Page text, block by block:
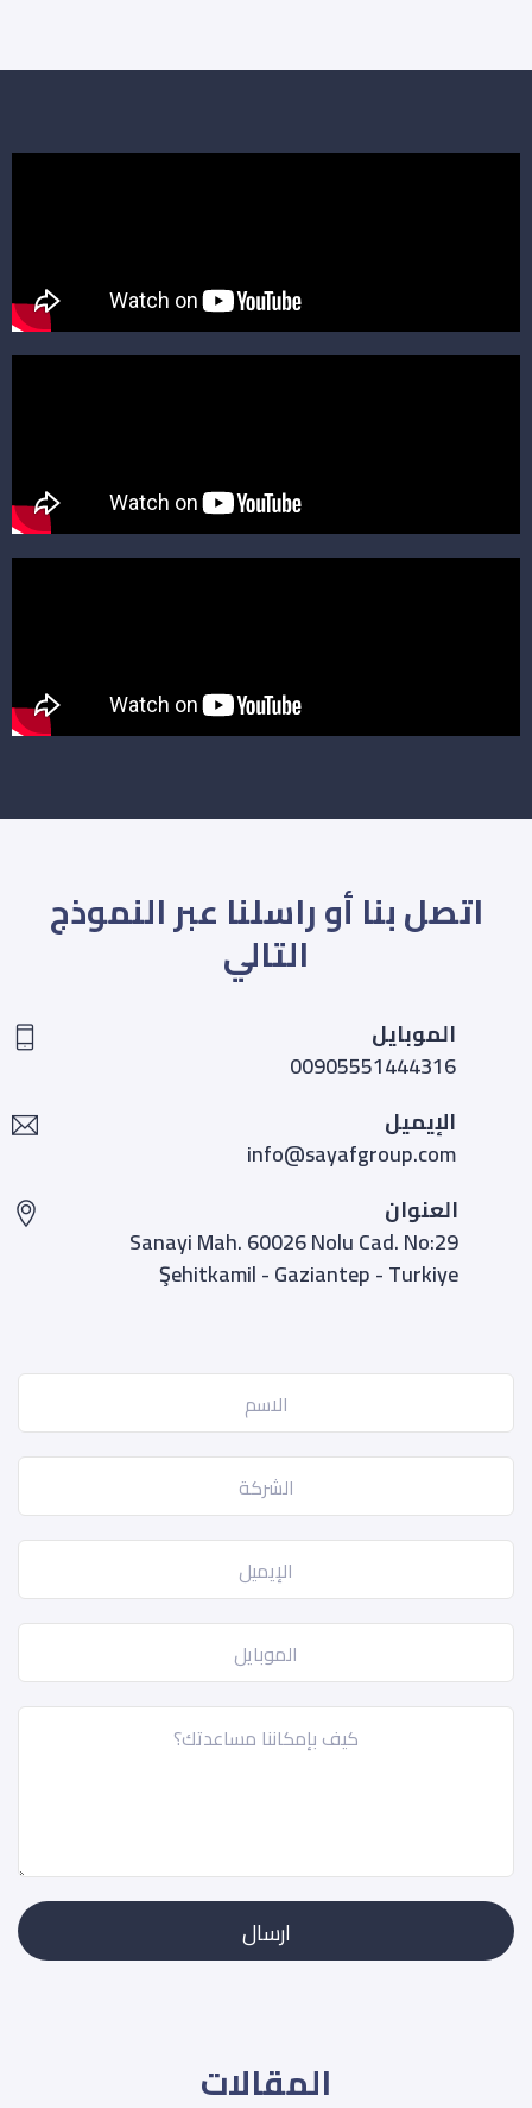
اتصل بنا أو راسلنا عبر النموذج
التالي
الموبايل
00905551444316
الإيميل
info@sayafgroup.com
العنوان
Sanayi Mah. 60026 Nolu Cad. No:29
Şehitkamil - Gaziantep - Turkiye
المقالات